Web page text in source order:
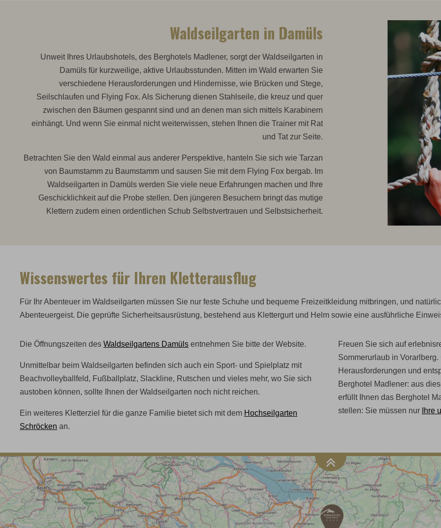
Waldseilgarten in Damüls
Unweit Ihres Urlaubshotels, des Berghotels Madlener, sorgt der Waldseilgarten in
Damüls für kurzweilige, aktive Urlaubsstunden. Mitten im Wald erwarten Sie
verschiedene Herausforderungen und Hindernisse, wie Brücken und Stege,
Seilschlaufen und Flying Fox. Als Sicherung dienen Stahlseile, die kreuz und quer
zwischen den Bäumen gespannt sind und an denen man sich mittels Karabinern
einhängt. Und wenn Sie einmal nicht weiterwissen, stehen Ihnen die Trainer mit Rat
und Tat zur Seite.
Betrachten Sie den Wald einmal aus anderer Perspektive, hanteln Sie sich wie Tarzan
von Baumstamm zu Baumstamm und sausen Sie mit dem Flying Fox bergab. Im
Waldseilgarten in Damüls werden Sie viele neue Erfahrungen machen und Ihre
Geschicklichkeit auf die Probe stellen. Den jüngeren Besuchern bringt das mutige
Klettern zudem einen ordentlichen Schub Selbstvertrauen und Selbstsicherheit.
Wissenswertes für Ihren Kletterausflug
Für Ihr Abenteuer im Waldseilgarten müssen Sie nur feste Schuhe und bequeme Freizeitkleidung mitbringen, und
Abenteuergeist. Die geprüfte Sicherheitsausrüstung, bestehend aus Klettergurt und Helm sowie eine ausführliche
Die Öffnungszeiten des Waldseilgartens Damüls entnehmen Sie bitte der Website.
Unmittelbar beim Waldseilgarten befinden sich auch ein Sport- und Spielplatz mit
Beachvolleyballfeld, Fußballplatz, Slackline, Rutschen und vieles mehr, wo Sie sich
austoben können, sollte Ihnen der Waldseilgarten noch nicht reichen.
Ein weiteres Kletterziel für die ganze Familie bietet sich mit dem Hochseilgarten
Schröcken an.
Freuen Sie sich auf
Sommerurlaub in
Herausforderungen und
Berghotel Madlener: aus
erfüllt Ihnen das Berghotel
stellen: Sie müssen nur Ihre